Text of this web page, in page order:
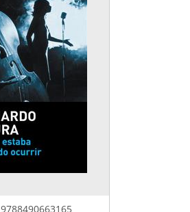
9788490663165